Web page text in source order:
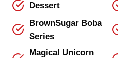
Dessert
BrownSugar Boba
Series
Magical Unicorn